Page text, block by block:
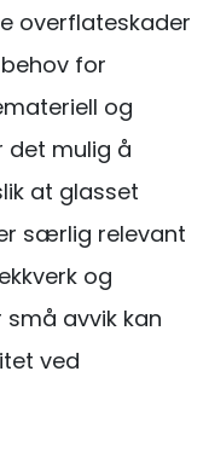
overflateskader
for
og
det mulig å
at glasset
særlig relevant
og
avvik kan
ved